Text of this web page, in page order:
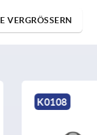
VERGRÖSSERN
K0114